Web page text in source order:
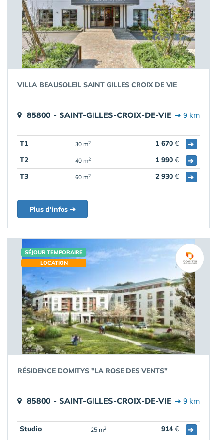
VILLA BEAUSOLEIL SAINT GILLES CROIX DE VIE
85800 - SAINT-GILLES-CROIX-DE-VIE ➔ 9 km
T1 30 m2 1 670 €
➔
T2
40 m2 1 990 €
➔
T3
60 m2 2 930 € ➔
Plus d'infos ➔
SÉJOUR TEMPORAIRE
LOCATION
RÉSIDENCE DOMITYS "LA ROSE DES VENTS"
85800 - SAINT-GILLES-CROIX-DE-VIE ➔ 9 km
Studio 25 m2 914€
➔